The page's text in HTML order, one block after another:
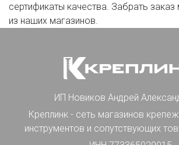
сертификаты качества. Забрать
из наших магазинов.
ИП Новиков Андрей
Креплинк - сеть магазинов
инструментов и сопутствующих